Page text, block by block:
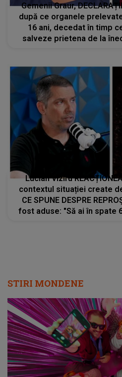
Gemenii Graur,
după ce organele
16 ani, decedat în timp
salveze prietena de la
Lucian Viziru
contextul situației create
CE SPUNE DESPRE
fost aduse: "Să ai în spate
STIRI MONDENE